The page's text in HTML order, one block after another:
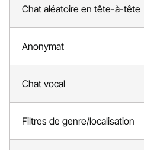
Chat aléatoire en tête-à-tête
Anonymat
Chat vocal
Filtres de genre/localisation